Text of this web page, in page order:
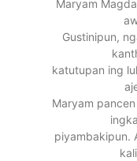
Maryam
Gustinipun,
katutupan ing
Maryam
piyambakipun.